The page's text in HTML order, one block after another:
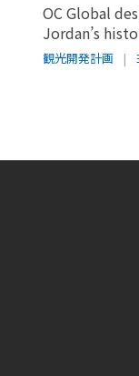
OC Global
Jordan’s
観光開発計画 |